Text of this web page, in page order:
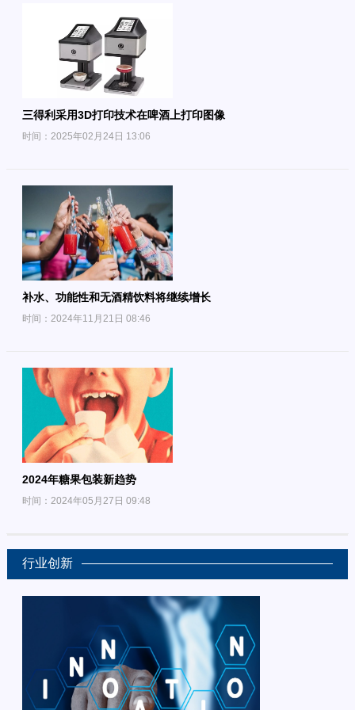
三得利采用3D打印技术在啤酒上打印图像
时间：2025年02月24日 13:06
补水、功能性和无酒精饮料将继续增长
时间：2024年11月21日 08:46
2024年糖果包装新趋势
时间：2024年05月27日 09:48
行业创新